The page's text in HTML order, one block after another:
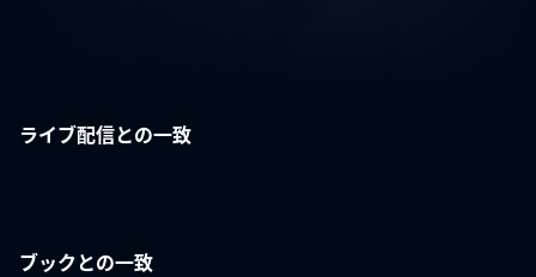
ライブ配信との一致
ブックとの一致